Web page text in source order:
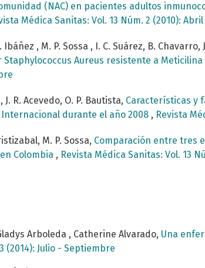
(NAC) en pacientes adultos
Médica Sanitas: Vol. 13 Núm. 2 (2010):
, M. P. Sossa , I. C. Suárez, B. Chavarro,
Staphylococcus Aureus resistente a
R. Acevedo, O. P. Bautista, Características y
durante el año 2008 , Revista
M. P. Sossa, Comparación entre tres
Colombia , Revista Médica Sanitas: Vol. 13
Arboleda , Catherine Alvarado, Una
(2014): Julio - Septiembre